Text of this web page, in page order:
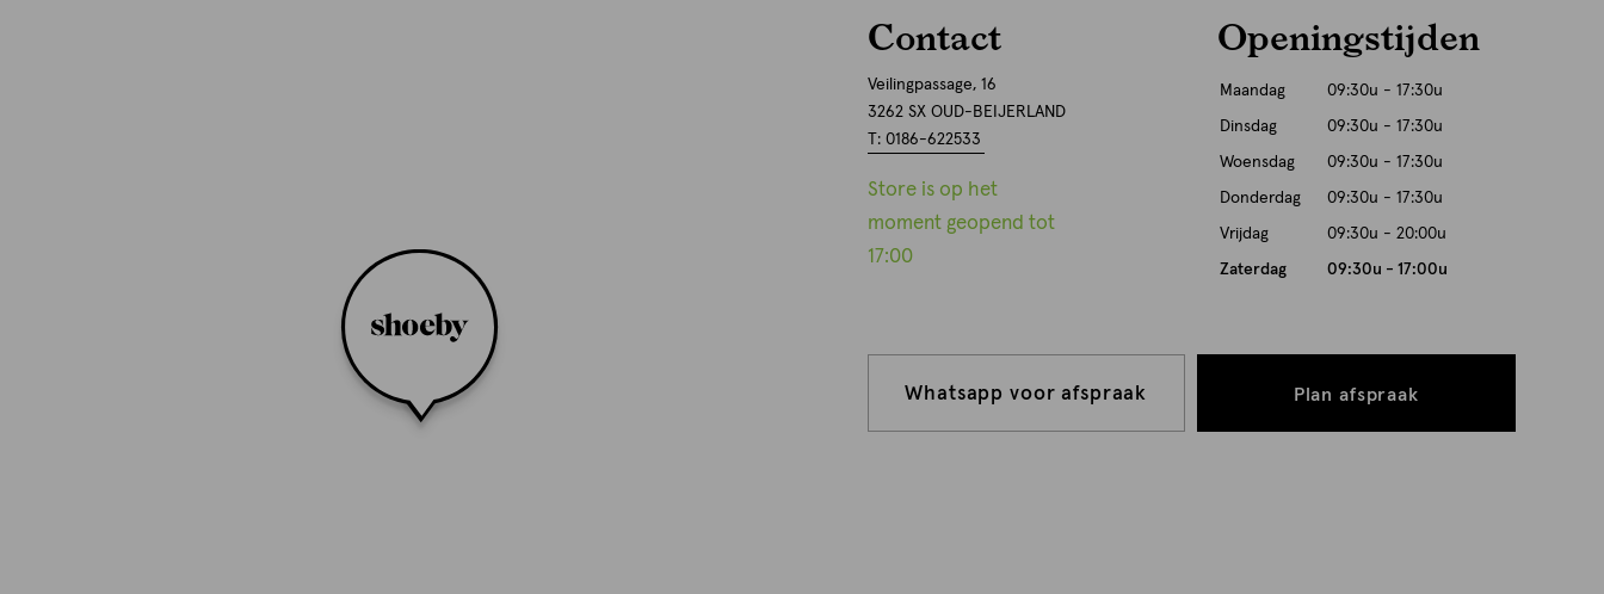
Contact
Veilingpassage, 16
3262 SX OUD-BEIJERLAND
T: 0186-622533
Store is op het
moment geopend tot
17:00
Whatsapp voor afspraak Plan afspraak
Openingstijden
Maandag 09:30u - 17:30u
Dinsdag 09:30u - 17:30u
Woensdag 09:30u - 17:30u
Donderdag 09:30u - 17:30u
Vrijdag 09:30u - 20:00u
Zaterdag 09:30u - 17:00u